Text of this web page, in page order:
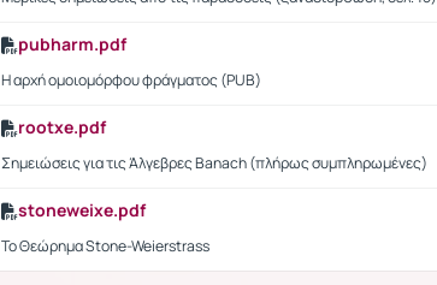
pubharm.pdf
Η αρχή ομοιομόρφου φράγματος (PUB)
rootxe.pdf
Σημειώσεις για τις Άλγεβρες Banach (πλήρως συμπληρωμένες)
stoneweixe.pdf
Το Θεώρημα Stone-Weierstrass